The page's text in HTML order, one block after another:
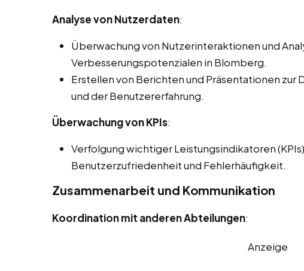
Analyse von Nutzerdaten:
Überwachung von Nutzerinteraktionen und
Verbesserungspotenzialen in Blomberg.
Erstellen von Berichten und Präsentationen zur
und der Benutzererfahrung.
Überwachung von KPIs:
Verfolgung wichtiger Leistungsindikatoren
Benutzerzufriedenheit und Fehlerhäufigkeit.
Zusammenarbeit und Kommunikation
Koordination mit anderen Abteilungen:
Anzeige